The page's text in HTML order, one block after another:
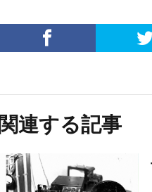
関連する記事